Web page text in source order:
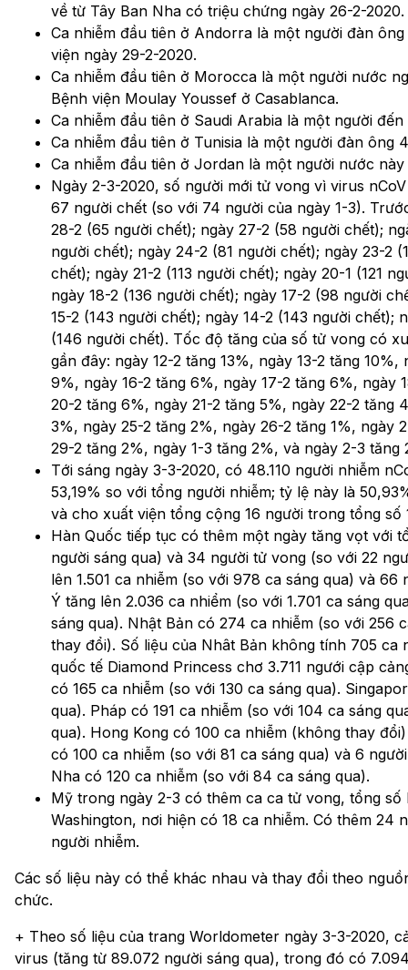
về từ Tây Ban Nha có triệu chứng ngày 26-2-2020.
Ca nhiễm đầu tiên ở Andorra là một người đàn
viện ngày 29-2-2020.
Ca nhiễm đầu tiên ở Morocca là một người nước
Bệnh viện Moulay Youssef ở Casablanca.
Ca nhiễm đầu tiên ở Saudi Arabia là một người
Ca nhiễm đầu tiên ở Tunisia là một người đàn ông
Ca nhiễm đầu tiên ở Jordan là một người nước này
Ngày 2-3-2020, số người mới tử vong vì virus
67 người chết (so với 74 người của ngày 1-3).
28-2 (65 người chết); ngày 27-2 (58 người chết);
người chết); ngày 24-2 (81 người chết); ngày 23-2
chết); ngày 21-2 (113 người chết); ngày 20-1 (121
ngày 18-2 (136 người chết); ngày 17-2 (98 người
15-2 (143 người chết); ngày 14-2 (143 người chết);
(146 người chết). Tốc độ tăng của số tử vong có
gần đây: ngày 12-2 tăng 13%, ngày 13-2 tăng
9%, ngày 16-2 tăng 6%, ngày 17-2 tăng 6%, ngày
20-2 tăng 6%, ngày 21-2 tăng 5%, ngày 22-2 tăng
3%, ngày 25-2 tăng 2%, ngày 26-2 tăng 1%, ngày
29-2 tăng 2%, ngày 1-3 tăng 2%, và ngày 2-3 tăng
Tới sáng ngày 3-3-2020, có 48.110 người nhiễm
53,19% so với tổng người nhiễm; tỷ lệ này là
và cho xuất viện tổng cộng 16 người trong tổng số
Hàn Quốc tiếp tục có thêm một ngày tăng vọt với
người sáng qua) và 34 người tử vong (so với 22
lên 1.501 ca nhiễm (so với 978 ca sáng qua) và
Ý tăng lên 2.036 ca nhiểm (so với 1.701 ca sáng
sáng qua). Nhật Bản có 274 ca nhiễm (so với 256
thay đổi). Số liệu của Nhât Bản không tính 705
quốc tế Diamond Princess chơ 3.711 ngưới cập
có 165 ca nhiễm (so với 130 ca sáng qua).
qua). Pháp có 191 ca nhiễm (so với 104 ca sáng
qua). Hong Kong có 100 ca nhiễm (không thay
có 100 ca nhiễm (so với 81 ca sáng qua) và 6
Nha có 120 ca nhiễm (so với 84 ca sáng qua).
Mỹ trong ngày 2-3 có thêm ca ca tử vong, tổng
Washington, nơi hiện có 18 ca nhiễm. Có thêm 24
người nhiễm.
Các số liệu này có thể khác nhau và thay đổi theo
chức.
+ Theo số liệu của trang Worldometer ngày 3-3-2020,
virus (tăng từ 89.072 người sáng qua), trong đó có